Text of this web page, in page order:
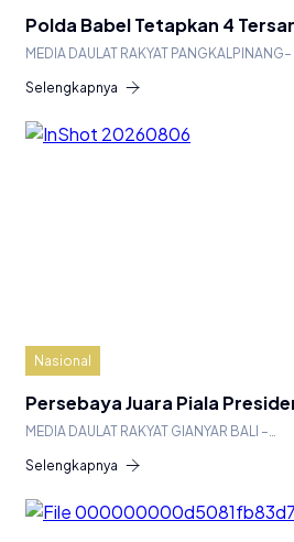
Polda Babel Tetapkan 4
MEDIA DAULAT RAKYAT
Selengkapnya
Nasional
Persebaya Juara Piala
MEDIA DAULAT RAKYAT GIANYAR BALI –…
Selengkapnya